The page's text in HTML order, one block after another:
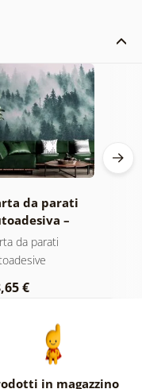
da parati
–
nella
da parati
€
in magazzino